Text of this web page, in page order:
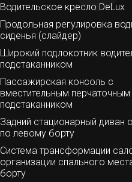
Водительское кресло DeLux
Продольная регулировка
сиденья (слайдер)
Широкий подлокотник
подстаканником
Пассажирская консоль с
вместительным
подстаканником
Задний стационарный диван
по левому борту
Система трансформации
организации спального
борту